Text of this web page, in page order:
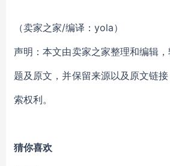
（卖家之家/编译：yola）
声明：本文由卖家之家整理和编辑
题及原文，并保留来源以及原文链
索权利。
猜你喜欢